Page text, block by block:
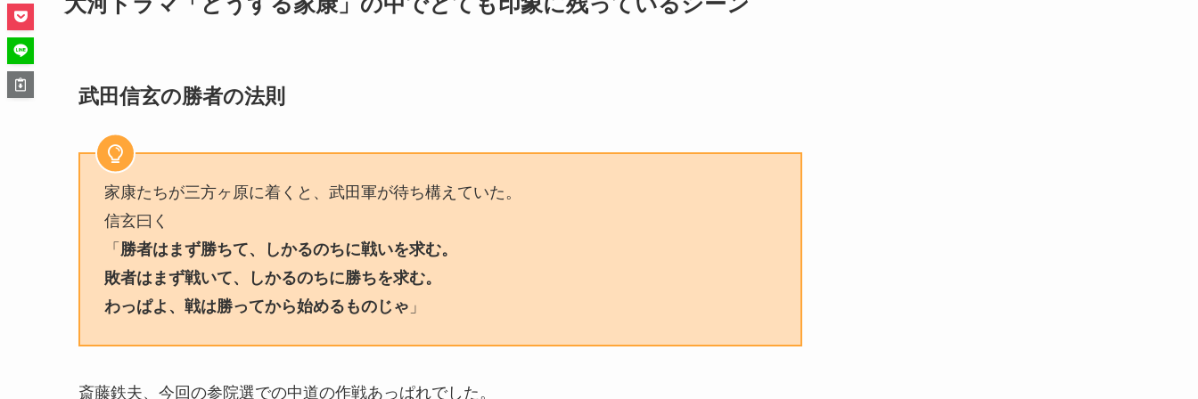
武田信玄の勝者の法則
家康たちが三方ヶ原に着くと、武田軍が待ち構えていた。
信玄曰く
「 勝者はまず勝ちて、しかるのちに戦いを求む。
敗者はまず戦いて、しかるのちに勝ちを求む。
わっぱよ、戦は勝ってから始めるものじゃ 」
斎藤鉄夫、今回の参院選での中道の作戦あっぱれでした。